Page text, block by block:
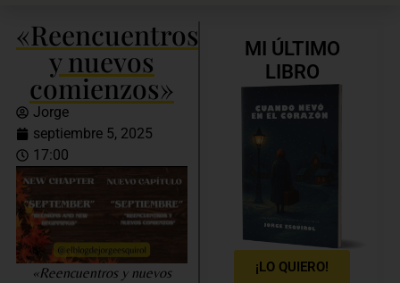
«Reencuentros
y nuevos
comienzos»
Jorge
septiembre 5, 2025
17:00
«Reencuentros y nuevos
MI ÚLTIMO
LIBRO
¡LO QUIERO!